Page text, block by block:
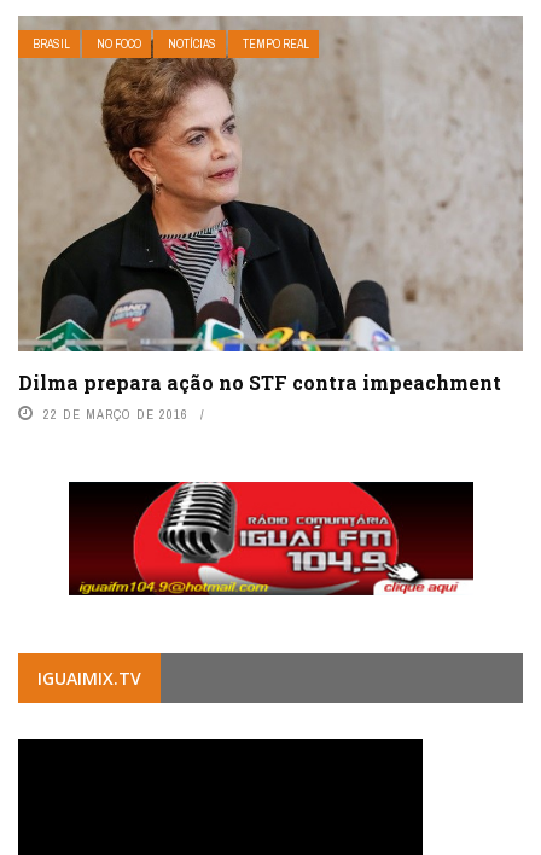
BRASIL NO FOCO NOTÍCIAS TEMPO REAL
Dilma prepara ação no STF contra impeachment
22 DE MARÇO DE 2016
IGUAIMIX.TV